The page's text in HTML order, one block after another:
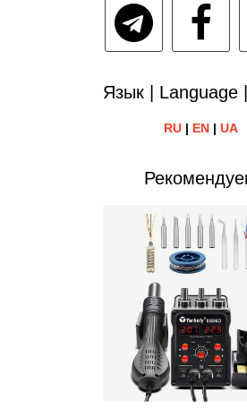
Язык | Language
RU| EN| UA